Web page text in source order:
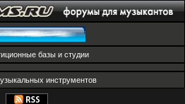
базы и студии
инструментов